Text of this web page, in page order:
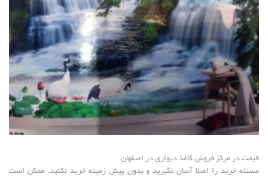
قیمت در مرکز فروش کاغذ دیواری در اصفهان
مسئله خرید را اصلا آسان نگیرید و بدون پیش زمینه خرید نکنید. ممکن است